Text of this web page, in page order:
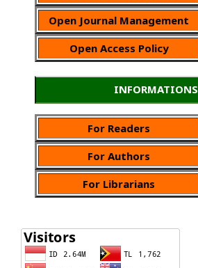
Open Journal Management
Open Access Policy
INFORMATIONS
For Readers
For Authors
For Librarians